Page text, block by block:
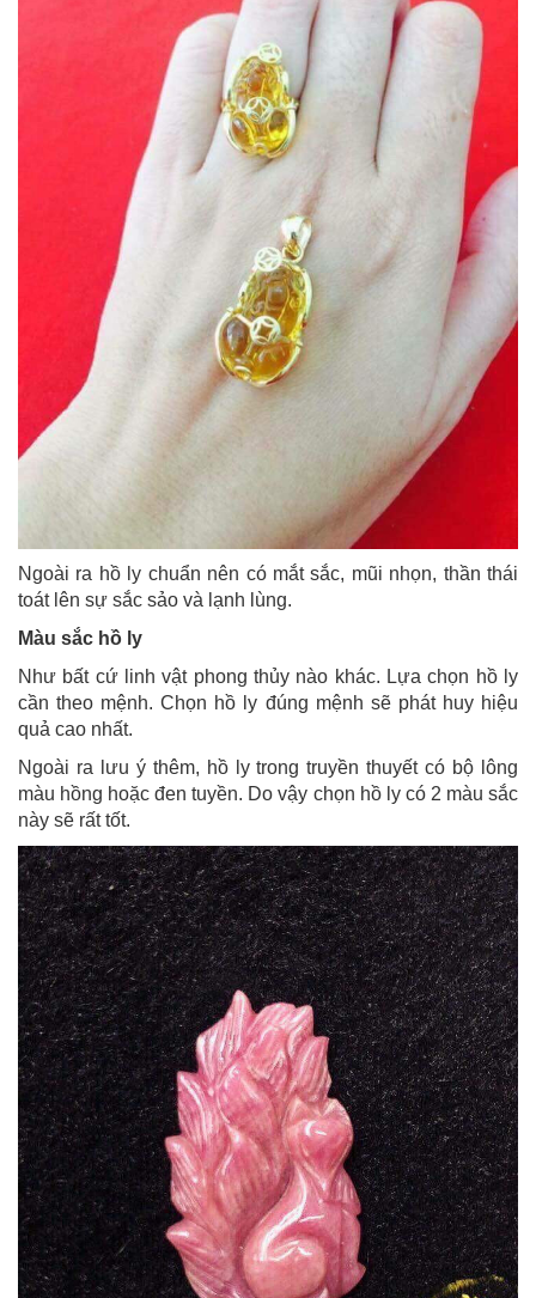
Ngoài ra hồ ly chuẩn nên có mắt sắc, mũi nhọn, thần thái
toát lên sự sắc sảo và lạnh lùng.
Màu sắc hồ ly
Như bất cứ linh vật phong thủy nào khác. Lựa chọn hồ ly
cần theo mệnh. Chọn hồ ly đúng mệnh sẽ phát huy hiệu
quả cao nhất.
Ngoài ra lưu ý thêm, hồ ly trong truyền thuyết có bộ lông
màu hồng hoặc đen tuyền. Do vậy chọn hồ ly có 2 màu sắc
này sẽ rất tốt.